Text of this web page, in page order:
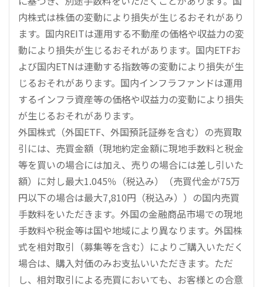
内株式は株価の変動により損失が生じるおそれがあり
ます。国内REITは運用する不動産の価格や収益力の変
動により損失が生じるおそれがあります。国内ETFお
よび国内ETNは連動する指数等の変動により損失が生
じるおそれがあります。国内インフラファンドは運用
するインフラ資産等の価格や収益力の変動により損失
が生じるおそれがあります。
外国株式（外国ETF、外国預託証券を含む）の売買取
引には、売買金額（現地約定金額に現地手数料と税金
等を買いの場合には加え、売りの場合には差し引いた
額）に対し最大1.045％（税込み）（売買代金が75万
円以下の場合は最大7,810円（税込み））の国内売買
手数料をいただきます。外国の金融商品市場での現地
手数料や税金等は国や地域により異なります。外国株
式を相対取引（募集等を含む）によりご購入いただく
場合は、購入対価のみお支払いいただきます。ただ
し、相対取引による売買においても、お客様との合意